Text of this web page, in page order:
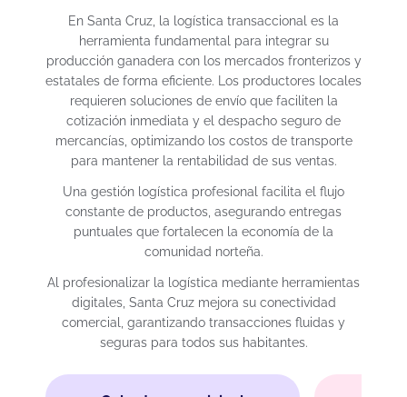
En Santa Cruz, la logística transaccional es la
herramienta fundamental para integrar su
producción ganadera con los mercados fronterizos y
estatales de forma eficiente. Los productores locales
requieren soluciones de envío que faciliten la
cotización inmediata y el despacho seguro de
mercancías, optimizando los costos de transporte
para mantener la rentabilidad de sus ventas.
Una gestión logística profesional facilita el flujo
constante de productos, asegurando entregas
puntuales que fortalecen la economía de la
comunidad norteña.
Al profesionalizar la logística mediante herramientas
digitales, Santa Cruz mejora su conectividad
comercial, garantizando transacciones fluidas y
seguras para todos sus habitantes.